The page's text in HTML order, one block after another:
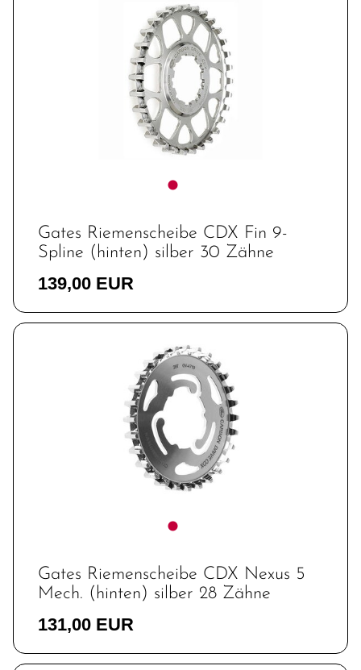
Gates Riemenscheibe CDX Fin 9-
Spline (hinten) silber 30 Zähne
139,00 EUR
Gates Riemenscheibe CDX Nexus 5
Mech. (hinten) silber 28 Zähne
131,00 EUR